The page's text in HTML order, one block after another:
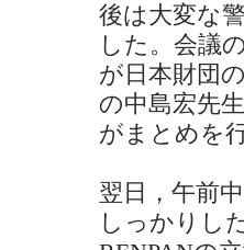
後は大変な
した。会議
が日本財団
の中島宏先
がまとめを
翌日，午前
しっかりし